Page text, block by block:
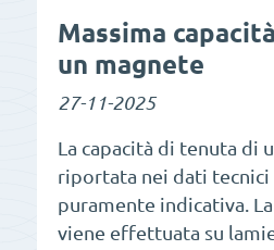
Massima
un magnete
27-11-2025
La capacità di tenuta di
riportata nei dati tecnici
puramente indicativa.
viene effettuata su